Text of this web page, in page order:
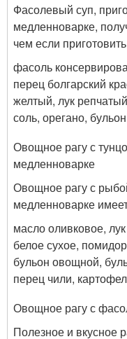
Фасолевый суп,
медленноварке,
чем если
фасоль
перец болгарский
желтый, лук
соль, орегано,
Овощное рагу с
медленноварке
Овощное рагу с
медленноварке
масло оливковое,
белое сухое,
бульон овощной,
перец чили,
Овощное рагу с
Полезное и вкусное